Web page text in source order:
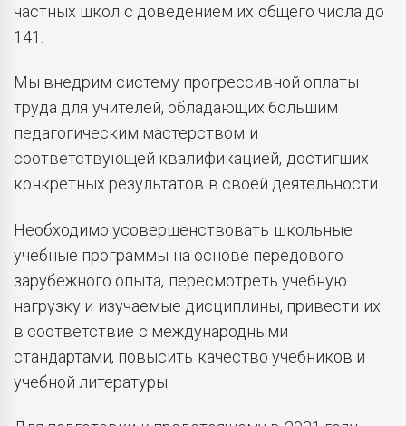
частных школ с доведением их общего числа до
141.
Мы внедрим систему прогрессивной оплаты
труда для учителей, обладающих большим
педагогическим мастерством и
соответствующей квалификацией, достигших
конкретных результатов в своей деятельности.
Необходимо усовершенствовать школьные
учебные программы на основе передового
зарубежного опыта, пересмотреть учебную
нагрузку и изучаемые дисциплины, привести их
в соответствие с международными
стандартами, повысить качество учебников и
учебной литературы.